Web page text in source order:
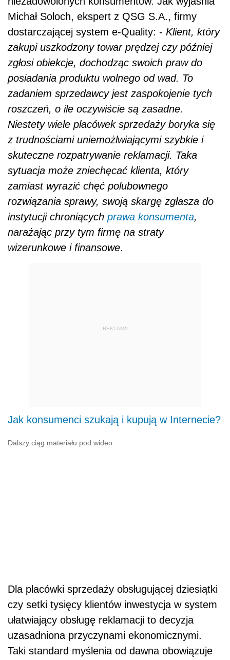
Michał Soloch, ekspert z QSG S.A., firmy
dostarczającej system e-Quality: - Klient, który
zakupi uszkodzony towar prędzej czy później
zgłosi obiekcje, dochodząc swoich praw do
posiadania produktu wolnego od wad. To
zadaniem sprzedawcy jest zaspokojenie tych
roszczeń, o ile oczywiście są zasadne.
Niestety wiele placówek sprzedaży boryka się
z trudnościami uniemożlwiającymi szybkie i
skuteczne rozpatrywanie reklamacji. Taka
sytuacja może zniechęcać klienta, który
zamiast wyrazić chęć polubownego
rozwiązania sprawy, swoją skargę zgłasza do
instytucji chroniących prawa konsumenta,
narażając przy tym firmę na straty
wizerunkowe i finansowe.
REKLAMA
Jak konsumenci szukają i kupują w Internecie?
Dalszy ciąg materiału pod wideo
Dla placówki sprzedaży obsługującej dziesiątki
czy setki tysięcy klientów inwestycja w system
ułatwiający obsługę reklamacji to decyzja
uzasadniona przyczynami ekonomicznymi.
Taki standard myślenia od dawna obowiązuje